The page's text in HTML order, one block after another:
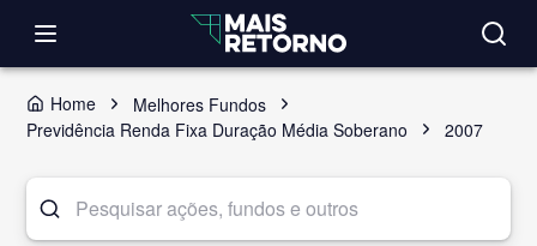
Home
Melhores Fundos
Previdência Renda Fixa Duração Média Soberano
2007